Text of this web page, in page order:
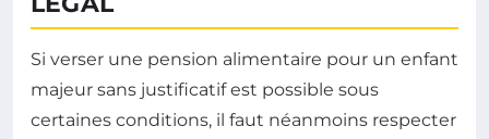
Si verser une pension alimentaire pour un enfant
majeur sans justificatif est possible sous
certaines conditions, il faut néanmoins respecter